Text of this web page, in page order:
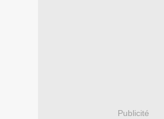
Publicité